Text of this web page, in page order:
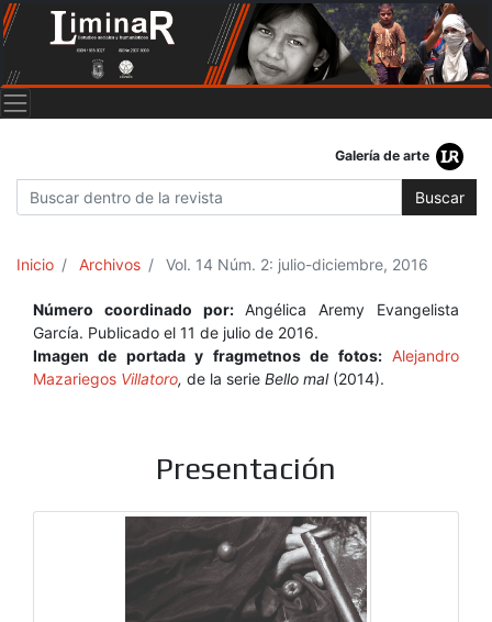
Galería de arte
Buscar
Inicio Archivos Vol. 14 Núm. 2: julio-diciembre, 2016
Número coordinado por:Angélica Aremy Evangelista
García. Publicado el 11 de julio de 2016.
Imagen de portada y fragmetnos de fotos: Alejandro
Mazariegos Villatoro, de la serie Bello mal(2014).
Presentación